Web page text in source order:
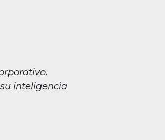
inteligencia